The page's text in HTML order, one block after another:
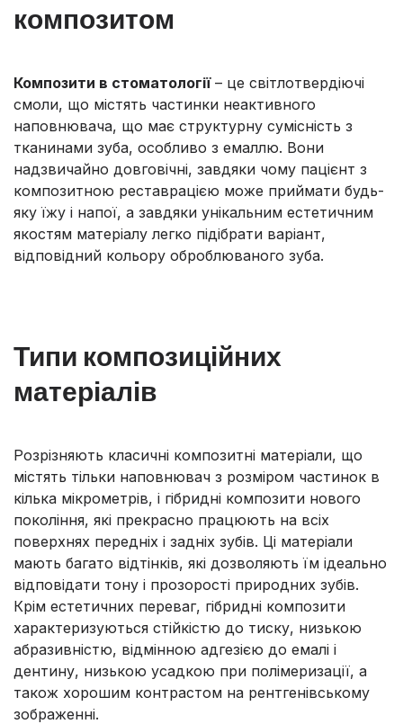
композитом
Композити в стоматології– це світлотвердіючі
смоли, що містять частинки неактивного
наповнювача, що має структурну сумісність з
тканинами зуба, особливо з емаллю. Вони
надзвичайно довговічні, завдяки чому пацієнт з
композитною реставрацією може приймати будь-
яку їжу і напої, а завдяки унікальним естетичним
якостям матеріалу легко підібрати варіант,
відповідний кольору оброблюваного зуба.
Типи композиційних
матеріалів
Розрізняють класичні композитні матеріали, що
містять тільки наповнювач з розміром частинок в
кілька мікрометрів, і гібридні композити нового
покоління, які прекрасно працюють на всіх
поверхнях передніх і задніх зубів. Ці матеріали
мають багато відтінків, які дозволяють їм ідеально
відповідати тону і прозорості природних зубів.
Крім естетичних переваг, гібридні композити
характеризуються стійкістю до тиску, низькою
абразивністю, відмінною адгезією до емалі і
дентину, низькою усадкою при полімеризації, а
також хорошим контрастом на рентгенівському
зображенні.